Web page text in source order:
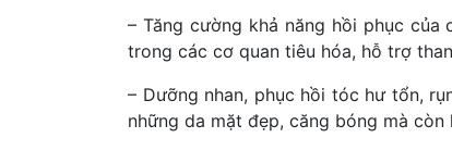
– Tăng cường khả năng hồi phục
trong các cơ quan tiêu hóa, hỗ trợ
– Dưỡng nhan, phục hồi tóc hư tổn,
những da mặt đẹp, căng bóng mà